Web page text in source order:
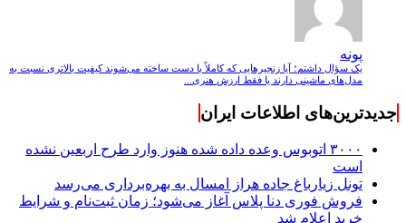
پونه
یک سؤال داشتم؛ آیا زنجیرهایی که کاملاً با دست ساخته می‌شوند کیفیت بالاتری نسبت به
مدل‌های ماشینی دارند یا فقط ارزش هنری...
جدیدترین‌های اطلاعات ایران
۳۰۰۰ اتوبوس وعده داده شده هنوز وارد طرح اربعین نشده
است
تونل زیارباغ جاده هراز امسال به بهره‌برداری می‌رسد
فروش فوری دنا پلاس آغاز می‌شود؛ زمان ثبت‌نام و شرایط
خرید اعلام شد